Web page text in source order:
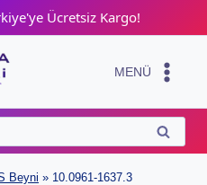
Ücretsiz Kargo!
MENÜ
ARA
Beyni » 10.0961-1637.3